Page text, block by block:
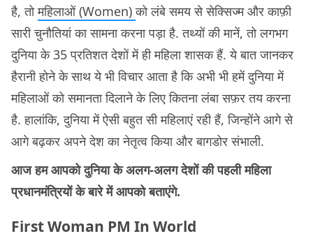
है, तोमहिलाओं (Women)को लंबे समय से सेक्सिज्म और काफ़ी
सारी चुनौतियां का सामना करना पड़ा है. तथ्यों की मानें, तो लगभग
दुनिया के 35 प्रतिशत देशों में ही महिला शासक हैं. ये बात जानकर
हैरानी होने के साथ ये भी विचार आता है कि अभी भी हमें दुनिया में
महिलाओं को समानता दिलाने के लिए कितना लंबा सफ़र तय करना
है. हालांकि, दुनिया में ऐसी बहुत सी महिलाएं रही हैं, जिन्होंने आगे से
आगे बढ़कर अपने देश का नेतृत्व किया और बागडोर संभाली.
आज हम आपको दुनिया के अलग-अलग देशों की पहली महिला
प्रधानमंत्रियों के बारे में आपको बताएंगे.
First Woman PM In World